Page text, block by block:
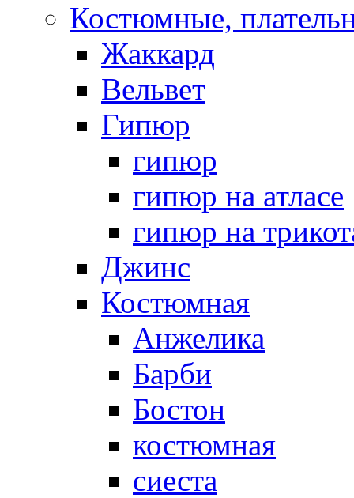
Костюмные,
Жаккард
Вельвет
Гипюр
гипюр
гипюр на атласе
гипюр на
Джинс
Костюмная
Анжелика
Барби
Бостон
костюмная
сиеста